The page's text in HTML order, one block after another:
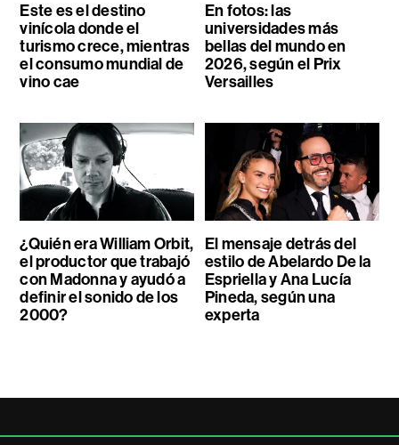
Este es el destino
vinícola donde el
turismo crece, mientras
el consumo mundial de
vino cae
En fotos: las
universidades más
bellas del mundo en
2026, según el Prix
Versailles
¿Quién era William Orbit,
el productor que trabajó
con Madonna y ayudó a
definir el sonido de los
2000?
El mensaje detrás del
estilo de Abelardo De la
Espriella y Ana Lucía
Pineda, según una
experta